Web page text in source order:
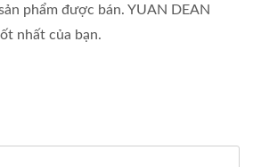
phẩm được bán. YUAN DEAN
nhất của bạn.